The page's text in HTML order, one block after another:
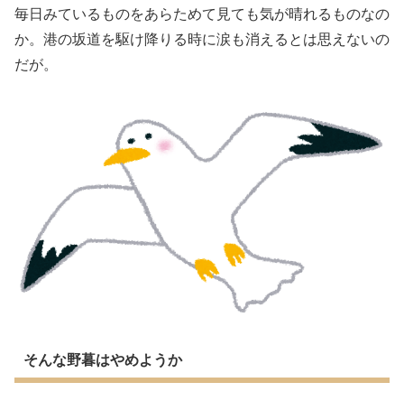
毎日みているものをあらためて見ても気が晴れるものなの
か。港の坂道を駆け降りる時に涙も消えるとは思えないの
だが。
そんな野暮はやめようか